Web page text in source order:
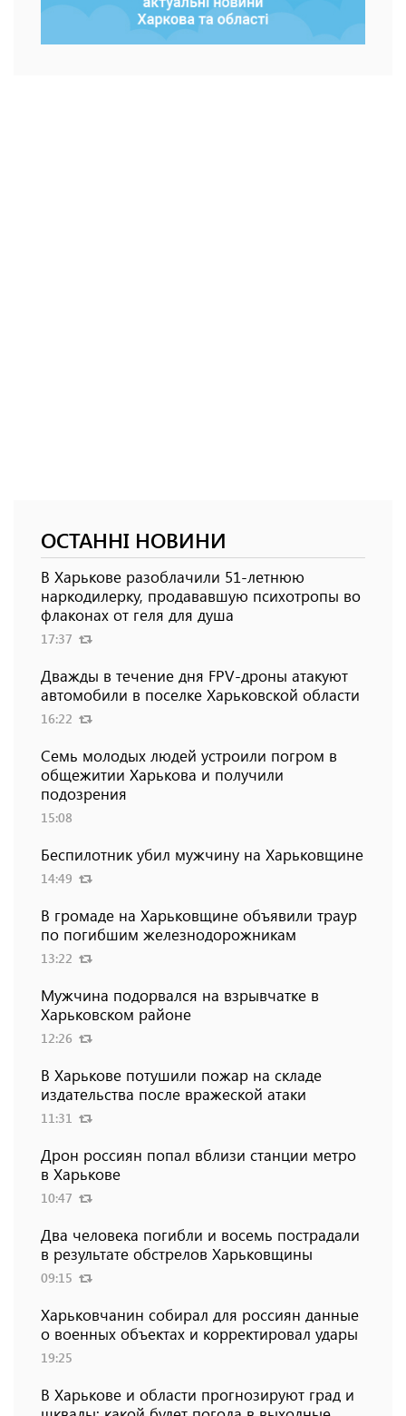
ОСТАННІ НОВИНИ
В Харькове разоблачили 51-летнюю
наркодилерку, продававшую психотропы во
флаконах от геля для душа
17:37
Дважды в течение дня FPV-дроны атакуют
автомобили в поселке Харьковской области
16:22
Семь молодых людей устроили погром в
общежитии Харькова и получили
подозрения
15:08
Беспилотник убил мужчину на Харьковщине
14:49
В громаде на Харьковщине объявили траур
по погибшим железнодорожникам
13:22
Мужчина подорвался на взрывчатке в
Харьковском районе
12:26
В Харькове потушили пожар на складе
издательства после вражеской атаки
11:31
Дрон россиян попал вблизи станции метро
в Харькове
10:47
Два человека погибли и восемь пострадали
в результате обстрелов Харьковщины
09:15
Харьковчанин собирал для россиян данные
о военных объектах и ​​корректировал удары
19:25
В Харькове и области прогнозируют град и